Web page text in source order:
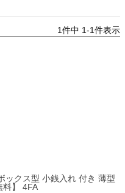
1件中 1-1件表示
ックス型 小銭入れ 付き 薄型
料】 4FA